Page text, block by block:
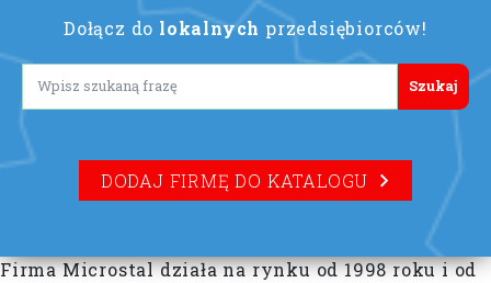
Dołącz do lokalnych przedsiębiorców!
Lorem ipsum
DODAJ FIRMĘ DO KATALOGU
Firma Microstal działa na rynku od 1998 roku i od